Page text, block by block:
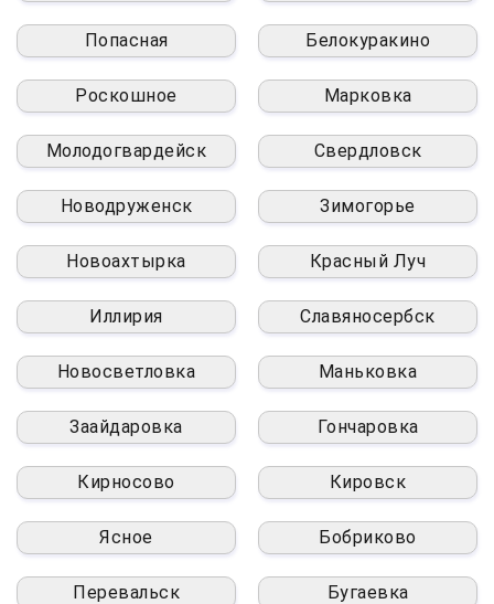
Попасная Белокуракино
Роскошное Марковка
Молодогвардейск Свердловск
Новодруженск Зимогорье
Новоахтырка Красный Луч
Иллирия Славяносербск
Новосветловка Маньковка
Заайдаровка Гончаровка
Кирносово Кировск
Ясное Бобриково
Перевальск Бугаевка